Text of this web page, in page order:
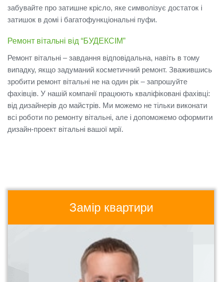
забувайте про затишне крісло, яке символізує достаток і
затишок в домі і багатофункціональні пуфи.
Ремонт вітальні від “БУДЕКСІМ”
Ремонт вітальні – завдання відповідальна, навіть в тому
випадку, якщо задуманий косметичний ремонт. Зважившись
зробити ремонт вітальні не на один рік – запрошуйте
фахівців. У нашій компанії працюють кваліфіковані фахівці:
від дизайнерів до майстрів. Ми можемо не тільки виконати
всі роботи по ремонту вітальні, але і допоможемо оформити
дизайн-проект вітальні вашої мрії.
Замір квартири